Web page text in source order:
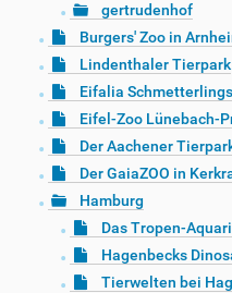
gertrudenhof
Burgers' Zoo in
Lindenthaler Tierpark
Eifalia
Eifel-Zoo Lünebach-
Der Aachener
Der GaiaZOO in
Hamburg
Das Tropen-
Hagenbecks
Tierwelten bei